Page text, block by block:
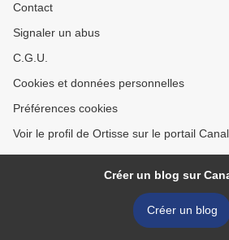
Contact
Signaler un abus
C.G.U.
Cookies et données personnelles
Préférences cookies
Voir le profil de Ortisse sur le portail
Créer un blog sur
Créer un blog